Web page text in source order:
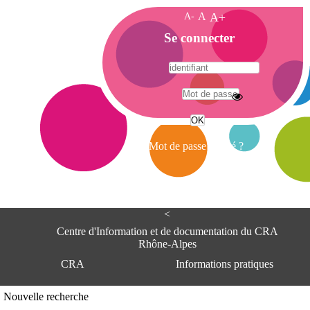
<
Centre d'Information et de documentation du CRA
Rhône-Alpes
CRA
Informations pratiques
Nouvelle recherche
A- A A+
A
c
c
e
i
Se connecter
Mot de passe oublié ?
A
e
e